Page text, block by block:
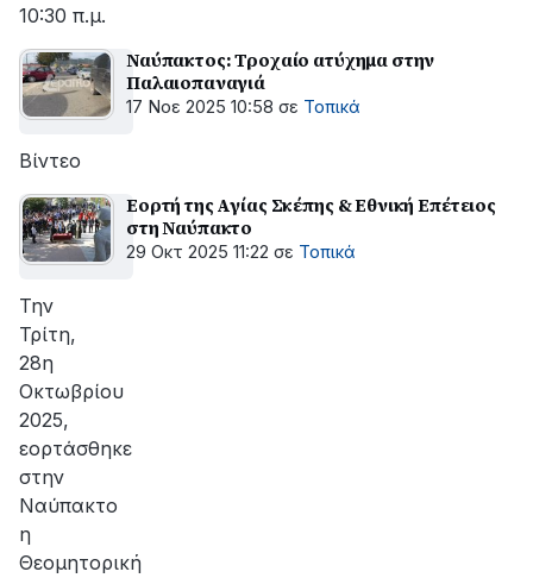
10:30 π.μ.
Ναύπακτος: Τροχαίο ατύχημα στην
Παλαιοπαναγιά
17 Νοε 2025 10:58 σε Τοπικά
Βίντεο
Εορτή της Αγίας Σκέπης & Εθνική Επέτειος
στη Ναύπακτο
29 Οκτ 2025 11:22 σε Τοπικά
Την
Τρίτη,
28η
Οκτωβρίου
2025,
εορτάσθηκε
στην
Ναύπακτο
η
Θεομητορική